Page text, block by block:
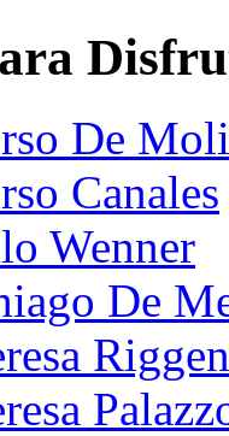
De
Canales
Wenner
De
Riggen